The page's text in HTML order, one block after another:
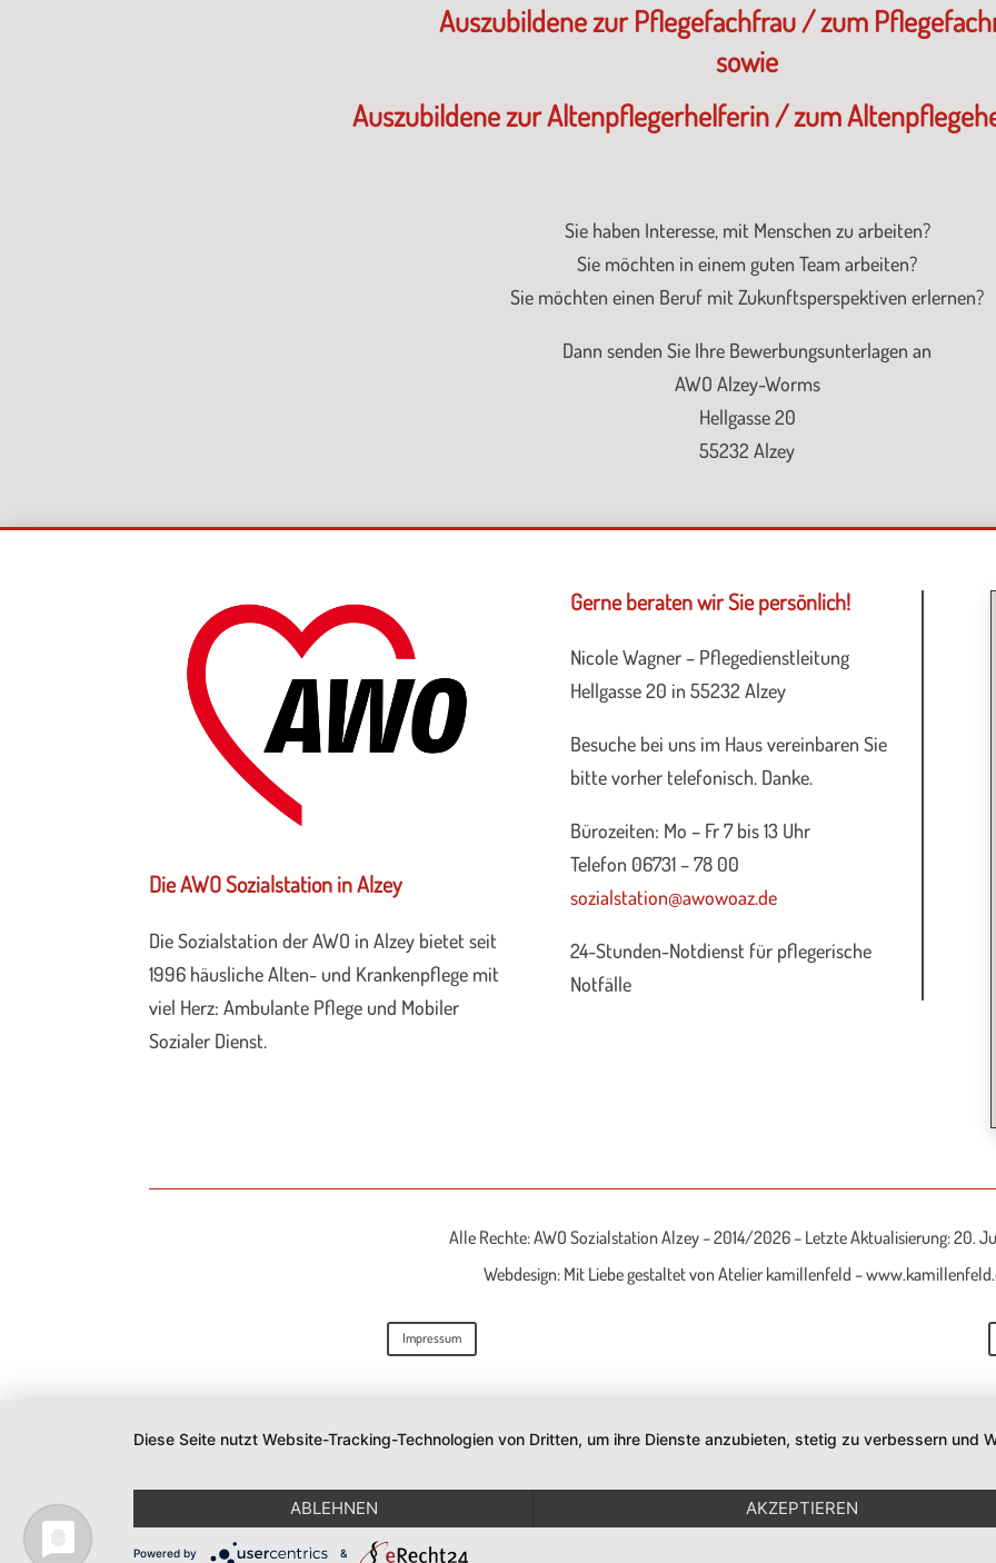
Auszubildene zur Pflegefachfrau / zum
sowie
Auszubildene zur Altenpflegerhelferin / zum
Sie haben Interesse, mit Menschen zu arbeiten?
Sie möchten in einem guten Team arbeiten?
Sie möchten einen Beruf mit Zukunftsperspektiven erlernen?
Dann senden Sie Ihre Bewerbungsunterlagen an
AWO Alzey-Worms
Hellgasse 20
55232 Alzey
Die AWO Sozialstation in Alzey
Die Sozialstation der AWO in Alzey bietet seit
1996 häusliche Alten- und Krankenpflege mit
viel Herz: Ambulante Pflege und Mobiler
Sozialer Dienst.
Gerne beraten wir Sie persönlich!
Nicole Wagner – Pflegedienstleitung
Hellgasse 20 in 55232 Alzey
Besuche bei uns im Haus vereinbaren Sie
bitte vorher telefonisch. Danke.
Bürozeiten: Mo – Fr 7 bis 13 Uhr
Telefon 06731 – 78 00
sozialstation@awowoaz.de
24-Stunden-Notdienst für pflegerische
Notfälle
Alle Rechte: AWO Sozialstation Alzey – 2014/2026 – Letzte Aktualisierung: 20.
Webdesign: Mit Liebe gestaltet von Atelier kamillenfeld –
Impressum
Diese Seite nutzt Website-Tracking-Technologien von Dritten, um ihre Dienste anzubieten, stetig zu verbessern und
ABLEHNEN AKZEPTIEREN
Powered by &